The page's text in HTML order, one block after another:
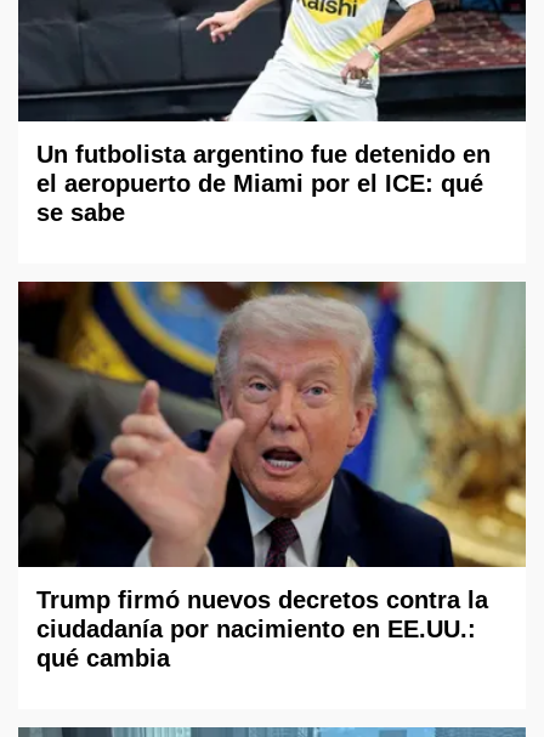
Un futbolista argentino fue detenido en
el aeropuerto de Miami por el ICE: qué
se sabe
Trump firmó nuevos decretos contra la
ciudadanía por nacimiento en EE.UU.:
qué cambia